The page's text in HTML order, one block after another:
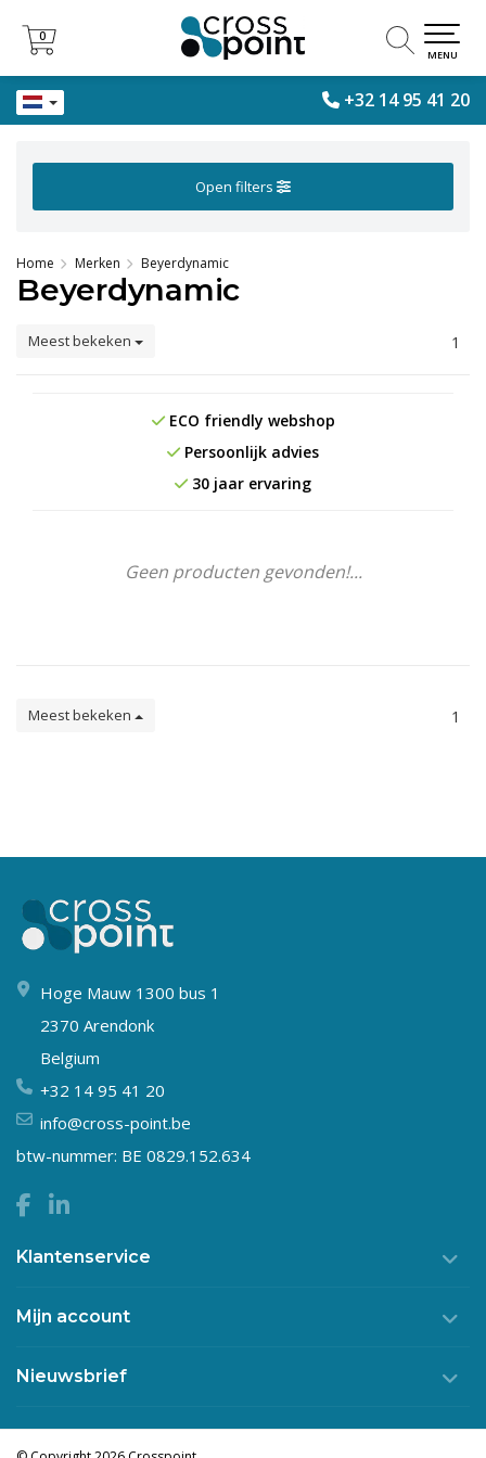
+32 14 95 41 20
0
0
MENU
Open filters
Home Merken Beyerdynamic
Beyerdynamic
Meest bekeken 1
ECO friendly webshop
Persoonlijk advies
30 jaar ervaring
Geen producten gevonden!...
Meest bekeken 1
Hoge Mauw 1300 bus 1
2370 Arendonk
Belgium
+32 14 95 41 20
info@cross-point.be
btw-nummer: BE 0829.152.634
Klantenservice
Mijn account
Nieuwsbrief